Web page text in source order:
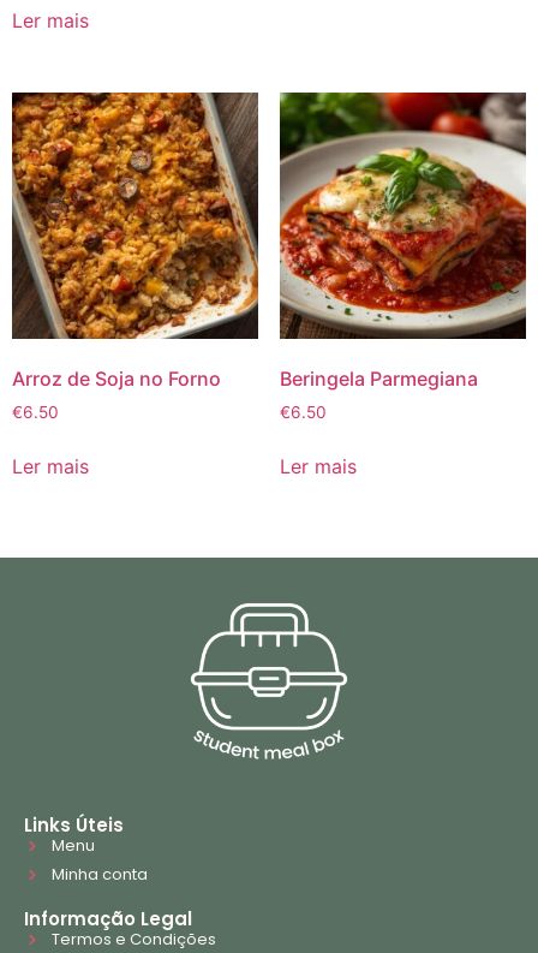
Ler mais
Arroz de Soja no Forno
€6.50
Ler mais
Beringela Parmegiana
€6.50
Ler mais
Links Úteis
Menu
Minha conta
Informação Legal
Termos e Condições